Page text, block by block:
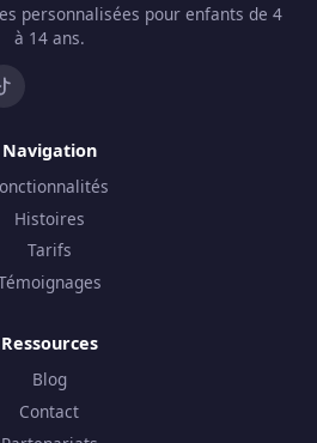
personnalisées pour enfants de 4
à 14 ans.
Navigation
Histoires
Tarifs
Ressources
Blog
Contact